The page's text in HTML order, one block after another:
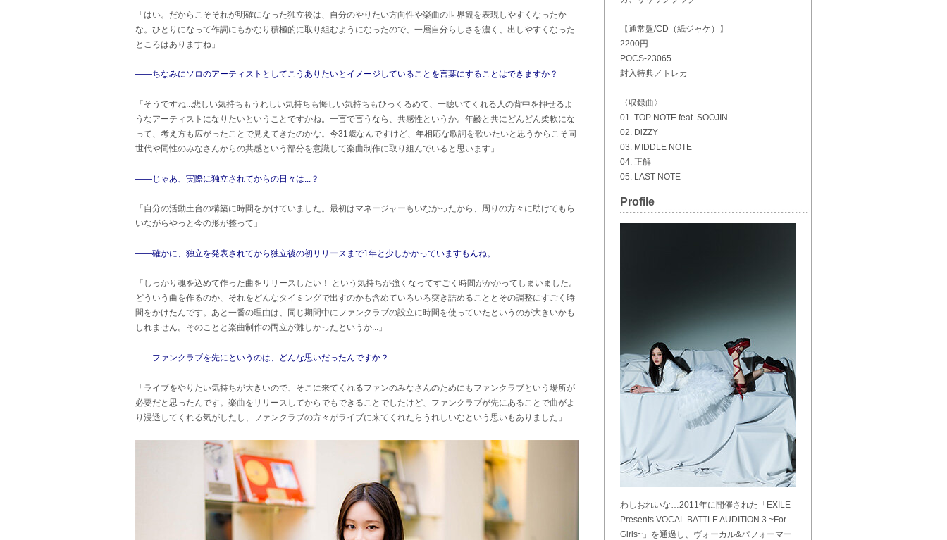
「はい。だからこそそれが明確になった独立後は、自分のやりたい方向性や楽曲の世界観を表現しやすくなったか
な。ひとりになって作詞にもかなり積極的に取り組むようになったので、一層自分らしさを濃く、出しやすくなった
ところはありますね」
――ちなみにソロのアーティストとしてこうありたいとイメージしていることを言葉にすることはできますか？
「そうですね...悲しい気持ちもうれしい気持ちも悔しい気持ちもひっくるめて、一聴いてくれる人の背中を押せるよ
うなアーティストになりたいということですかね。一言で言うなら、共感性というか。年齢と共にどんどん柔軟にな
って、考え方も広がったことで見えてきたのかな。今31歳なんですけど、年相応な歌詞を歌いたいと思うからこそ同
世代や同性のみなさんからの共感という部分を意識して楽曲制作に取り組んでいると思います」
――じゃあ、実際に独立されてからの日々は...？
「自分の活動土台の構築に時間をかけていました。最初はマネージャーもいなかったから、周りの方々に助けてもら
いながらやっと今の形が整って」
――確かに、独立を発表されてから独立後の初リリースまで1年と少しかかっていますもんね。
「しっかり魂を込めて作った曲をリリースしたい！ という気持ちが強くなってすごく時間がかかってしまいました。
どういう曲を作るのか、それをどんなタイミングで出すのかも含めていろいろ突き詰めることとその調整にすごく時
間をかけたんです。あと一番の理由は、同じ期間中にファンクラブの設立に時間を使っていたというのが大きいかも
しれません。そのことと楽曲制作の両立が難しかったというか...」
――ファンクラブを先にというのは、どんな思いだったんですか？
「ライブをやりたい気持ちが大きいので、そこに来てくれるファンのみなさんのためにもファンクラブという場所が
必要だと思ったんです。楽曲をリリースしてからでもできることでしたけど、ファンクラブが先にあることで曲がよ
り浸透してくれる気がしたし、ファンクラブの方々がライブに来てくれたらうれしいなという思いもありました」
【通常盤/CD（紙ジャケ）】
2200円
POCS-23065
封入特典／トレカ
〈収録曲〉
01. TOP NOTE feat. SOOJIN
02. DiZZY
03. MIDDLE NOTE
04. 正解
05. LAST NOTE
Profile
わしおれいな…2011年に開催された「EXILE
Presents VOCAL BATTLE AUDITION 3 ~For
Girls~」を通過し、ヴォーカル&パフォーマー